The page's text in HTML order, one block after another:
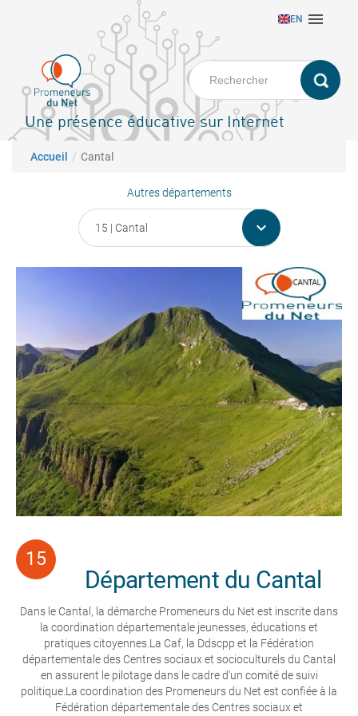
principal
EN 
Une présence éducative sur Internet
Fil d'Ariane
Accueil Cantal
Autres départements

Département du Cantal
Dans le Cantal, la démarche Promeneurs du Net est inscrite dans
la coordination départementale jeunesses, éducations et
pratiques citoyennes.La Caf, la Ddscpp et la Fédération
départementale des Centres sociaux et socioculturels du Cantal
en assurent le pilotage dans le cadre d'un comité de suivi
politique.La coordination des Promeneurs du Net est confiée à la
Fédération départementale des Centres sociaux et